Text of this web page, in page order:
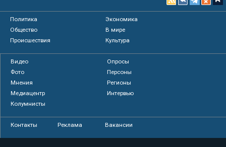
Политика
Экономика
Общество
В мире
Происшествия
Культура
Видео
Опросы
Фото
Персоны
Мнения
Регионы
Медиацентр
Интервью
Колумнисты
Контакты Реклама Вакансии